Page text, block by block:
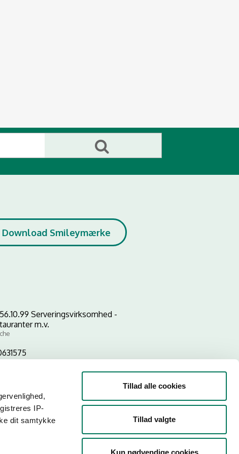
IP-
dit samtykke
Tillad alle cookies
Tillad valgte
Kun nødvendige cookies
Download Smileymærke
Serveringsvirksomhed -
m.v.